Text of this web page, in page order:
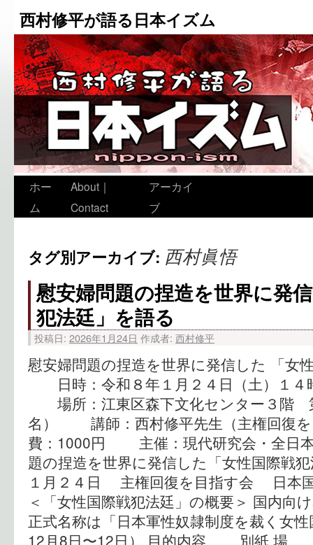
西村修平が語る日本イズム
ホー
ム
About｜
Contact
アーカイ
ブ
タグ別アーカイブ: 西村眞悟
慰安婦問題の捏造を世界に発
犯法廷」を語る
投稿日: 2026年1月24日 作成者: 西村修平
慰安婦問題の捏造を世界に発信した 「女
日時：令和８年１月２４日（土）１４
場所：江東区森下文化センター３階
名） 講師：西村修平先生（主権回
費：1000円 主催：現代研究会・全日本
題の捏造を世界に発信した「女性国際戦
１月２４日 主権回復を目指す会 日
＜「女性国際戦犯法廷」の概要＞ 国内向
正式名称は「日本軍性奴隷制度を裁く女
12月8日〜12日） 目的内容 別紙